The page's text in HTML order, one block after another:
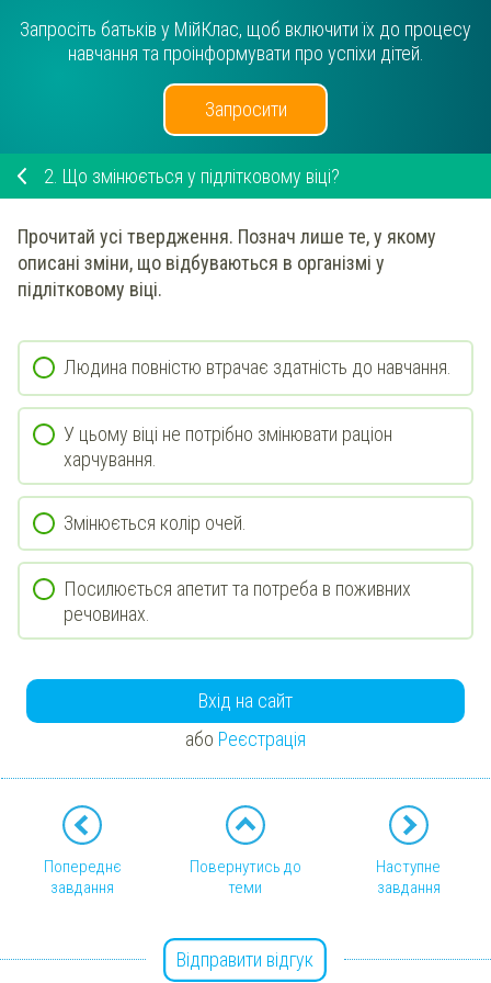
Запросіть батьків у МійКлас, щоб включити їх до процесу
навчання та проінформувати про успіхи дітей.
Запросити
2. Що змінюється у підлітковому віці?
Прочитай усі твердження. Познач лише те, у якому
описані зміни, що відбуваються в організмі у
підлітковому віці.
Людина повністю втрачає здатність до навчання.
У цьому віці не потрібно змінювати раціон
харчування.
Змінюється колір очей.
Посилюється апетит та потреба в поживних
речовинах.
Вхід на сайт
або Реєстрація
Попереднє
завдання
Повернутись до
теми
Наступне
завдання
Відправити відгук